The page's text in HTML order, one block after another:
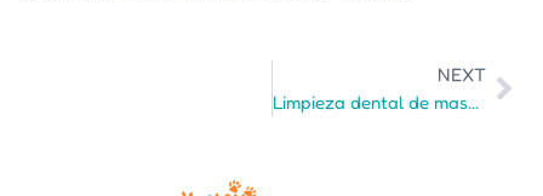
NEXT
Limpieza dental de mascotas: lo que necesitas saber